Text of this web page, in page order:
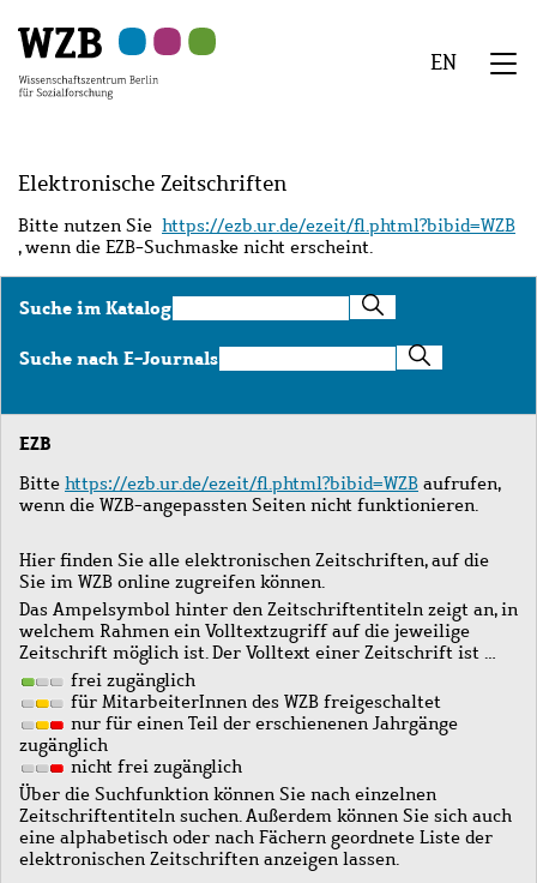
Hauptinhalt
springen
Navigation
springen
Suche
springen
Sekundärnavigation
springen
Fußzeile
springen
EN
Elektronische Zeitschriften
Bitte nutzen Sie https://ezb.ur.de/ezeit/fl.phtml?bibid=WZB
, wenn die EZB-Suchmaske nicht erscheint.
Suche im KatalogSuche
im
Katalog
Suche nach E-JournalsSuche
nach
Journals
EZB
Bitte https://ezb.ur.de/ezeit/fl.phtml?bibid=WZB aufrufen,
wenn die WZB-angepassten Seiten nicht funktionieren.
Hier finden Sie alle elektronischen Zeitschriften, auf die
Sie im WZB online zugreifen können.
Das Ampelsymbol hinter den Zeitschriftentiteln zeigt an, in
welchem Rahmen ein Volltextzugriff auf die jeweilige
Zeitschrift möglich ist. Der Volltext einer Zeitschrift ist …
frei zugänglich
für MitarbeiterInnen des WZB freigeschaltet
nur für einen Teil der erschienenen Jahrgänge
zugänglich
nicht frei zugänglich
Über die Suchfunktion können Sie nach einzelnen
Zeitschriftentiteln suchen. Außerdem können Sie sich auch
eine alphabetisch oder nach Fächern geordnete Liste der
elektronischen Zeitschriften anzeigen lassen.